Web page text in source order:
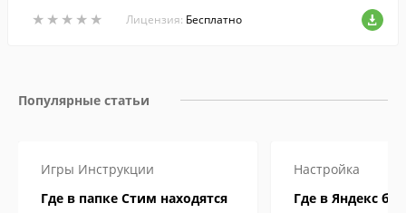
★ ★ ★ ★ ★
★ ★ ★ ★ ★
фотографиями и файлами.
Лицензия: Бесплатно
Популярные статьи
Игры Инструкции
Где в папке Стим находятся
Настройка
Где в Яндекс